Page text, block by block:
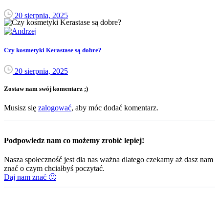
20 sierpnia, 2025
Czy kosmetyki Kerastase są dobre?
20 sierpnia, 2025
Zostaw nam swój komentarz ;)
Musisz się zalogować, aby móc dodać komentarz.
Podpowiedz nam co możemy zrobić lepiej!
Nasza społeczność jest dla nas ważna dlatego czekamy aż dasz nam
znać o czym chciałbyś poczytać.
Daj nam znać 🙂